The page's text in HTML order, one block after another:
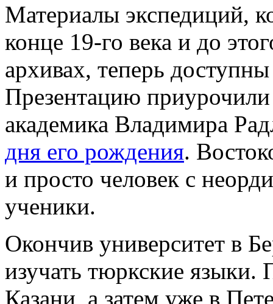
Материалы экспедиций,
конце 19-го века и до
архивах, теперь
Презентацию
академика Владимира
дня его рождения.
и просто человек с
ученики.
Окончив университет в
изучать тюркские языки.
Казани, а затем уже в